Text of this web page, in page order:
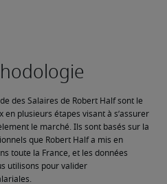
des Salaires de Robert Half sont le
en plusieurs étapes visant à s’assurer
le marché. Ils sont basés sur la
que Robert Half a mis en
toute la France, et les données
utilisons pour valider